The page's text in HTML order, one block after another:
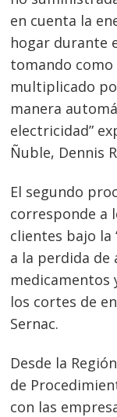
en cuenta la
hogar durante
tomando
multiplicado
manera
electricidad”
Ñuble, Dennis
El segundo
corresponde a
clientes bajo la
a la perdida de
los cortes de
Sernac.
Desde la
de
con las
Navegación
de
entradas